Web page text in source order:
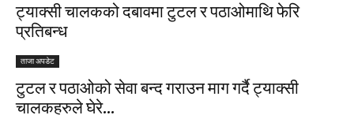
ट्याक्सी चालकको दबावमा टुटल र पठाओमाथि फेरि
प्रतिबन्ध
ताजा अपडेट
टुटल र पठाओको सेवा बन्द गराउन माग गर्दै ट्याक्सी
चालकहरुले घेरे...